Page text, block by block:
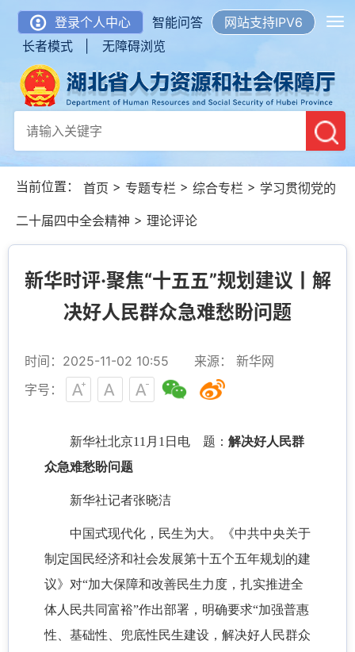
登录个人中心 智能问答
网站支持IPV6
长者模式 |
无障碍浏览
当前位置： 首页 > 专题专栏 > 综合专栏 > 学习贯彻党的
二十届四中全会精神 > 理论评论
新华时评·聚焦“十五五”规划建议丨解
决好人民群众急难愁盼问题
时间：2025-11-02 10:55
来源： 新华网
字号：
新华社北京11月1日电 题： 解决好人民群
众急难愁盼问题
新华社记者张晓洁
中国式现代化，民生为大。《中共中央关于
制定国民经济和社会发展第十五个五年规划的建
议》对“加大保障和改善民生力度，扎实推进全
体人民共同富裕”作出部署，明确要求“加强普惠
性、基础性、兜底性民生建设，解决好人民群众